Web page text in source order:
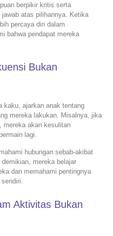
berpikir kritis serta
atas pilihannya. Ketika
percaya diri dalam
bahwa pendapat mereka
Bukan
kaku, ajarkan anak tentang
mereka lakukan. Misalnya, jika
mereka akan kesulitan
lagi.
hubungan sebab-akibat
mereka belajar
dan memahami pentingnya
Aktivitas Bukan